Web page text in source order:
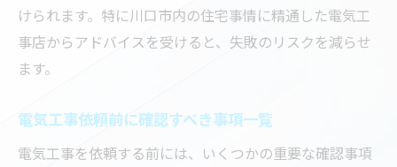
けられます。特に川口市内の住宅事情に精通した電気工
事店からアドバイスを受けると、失敗のリスクを減らせ
ます。
電気工事依頼前に確認すべき事項一覧
電気工事を依頼する前には、いくつかの重要な確認事項